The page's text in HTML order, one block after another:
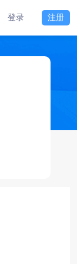
登录 注册